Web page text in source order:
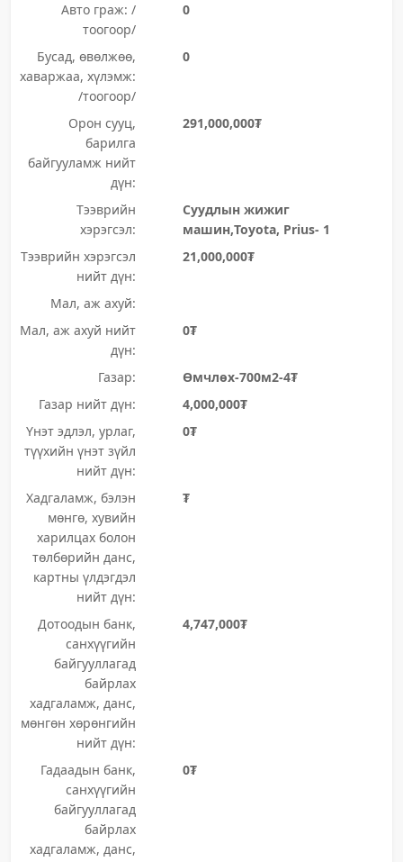
Авто граж: /
тоогоор/
0
Бусад, өвөлжөө,
хаваржаа, хүлэмж:
/тоогоор/
0
Орон сууц,
барилга
байгууламж нийт
дүн:
291,000,000₮
Тээврийн
хэрэгсэл:
Суудлын жижиг
машин,Toyota, Prius- 1
Тээврийн хэрэгсэл
нийт дүн:
21,000,000₮
Мал, аж ахуй:
Мал, аж ахуй нийт
дүн:
0₮
Газар:
Өмчлөх-700м2-4₮
Газар нийт дүн:
4,000,000₮
Үнэт эдлэл, урлаг,
түүхийн үнэт зүйл
нийт дүн:
0₮
Хадгаламж, бэлэн
мөнгө, хувийн
харилцах болон
төлбөрийн данс,
картны үлдэгдэл
нийт дүн:
₮
Дотоодын банк,
санхүүгийн
байгууллагад
байрлах
хадгаламж, данс,
мөнгөн хөрөнгийн
нийт дүн:
4,747,000₮
Гадаадын банк,
санхүүгийн
байгууллагад
байрлах
хадгаламж, данс,
0₮